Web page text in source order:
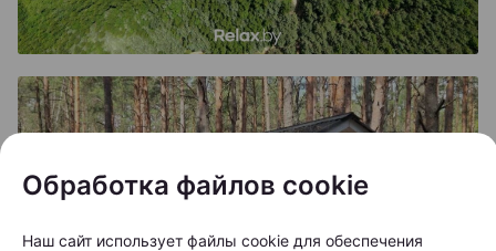
Обработка файлов cookie
Наш сайт использует файлы cookie для обеспечения